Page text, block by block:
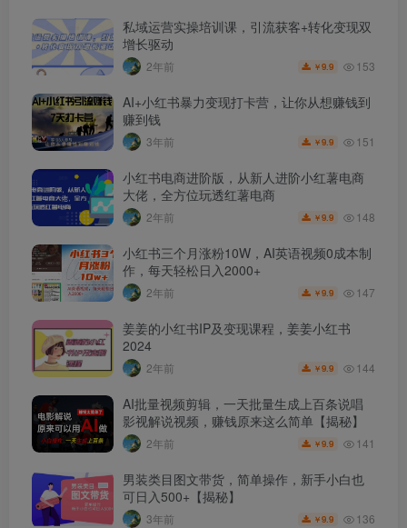
私域运营实操培训课，引流获客+转化变现双
增长驱动
2年前 ￥9.9 153
AI+小红书暴力变现打卡营，让你从想赚钱到
赚到钱
3年前 ￥9.9 151
小红书电商进阶版，从新人进阶小红薯电商
大佬，全方位玩透红薯电商
2年前 ￥9.9 148
小红书三个月涨粉10W，AI英语视频0成本制
作，每天轻松日入2000+
2年前 ￥9.9 147
姜姜的小红书IP及变现课程，姜姜小红书
2024
2年前 ￥9.9 144
AI批量视频剪辑，一天批量生成上百条说唱
影视解说视频，赚钱原来这么简单【揭秘】
2年前 ￥9.9 141
男装类目图文带货，简单操作，新手小白也
可日入500+【揭秘】
3年前 ￥9.9 136